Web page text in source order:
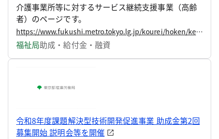
介護事業所等に対するサービス継続支援事業（高齢
者）のページです。
https://www.fukushi.metro.tokyo.lg.jp/kourei/hoken/keizokusien
福祉局助成・給付金・融資
令和8年度課題解決型技術開発促進事業 助成金第2回
募集開始 説明会等を開催